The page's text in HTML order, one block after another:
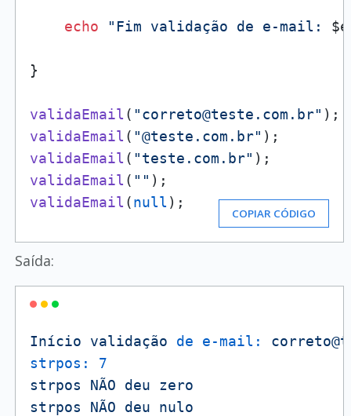
echo "Fim validação de e-mail:
}
validaEmail ( "correto@teste.com.br"
validaEmail ( "@teste.com.br"
validaEmail ( "teste.com.br"
validaEmail ( ""
validaEmail (null);
COPIAR CÓDIGO
Saída:
Início validação de e-mail:
strpos:
7
strpos
NÃO deu
zero
strpos
NÃO deu
nulo